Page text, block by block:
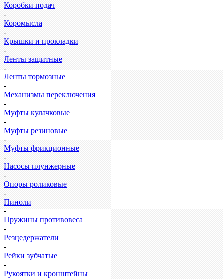
Коробки подач
-
Коромысла
-
Крышки и прокладки
-
Ленты защитные
-
Ленты тормозные
-
Механизмы переключения
-
Муфты кулачковые
-
Муфты резиновые
-
Муфты фрикционные
-
Насосы плунжерные
-
Опоры роликовые
-
Пиноли
-
Пружины противовеса
-
Резцедержатели
-
Рейки зубчатые
-
Рукоятки и кронштейны